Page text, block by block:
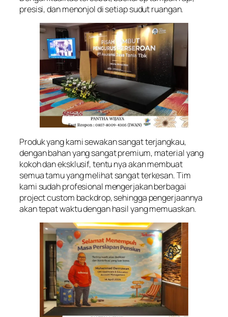
presisi, dan menonjol di setiap sudut ruangan.
Produk yang kami sewakan sangat terjangkau,
dengan bahan yang sangat premium, material yang
kokoh dan eksklusif, tentu nya akan membuat
semua tamu yang melihat sangat terkesan. Tim
kami sudah profesional mengerjakan berbagai
project custom backdrop, sehingga pengerjaannya
akan tepat waktu dengan hasil yang memuaskan.